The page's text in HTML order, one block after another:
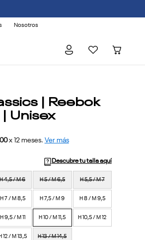
Nosotros
| Reebok
Unisex
x 12meses. Ver más
Descubre tu talla aquí
H 4,5 / M 6 H 5 / M 6,5 H 5,5 / M 7
H 7 / M 8,5 H 7,5 / M 9 H 8 / M 9,5
H 9,5 / M 11 H 10 / M 11,5 H 10,5 / M 12
12 / M 13,5 H 13 / M 14,5